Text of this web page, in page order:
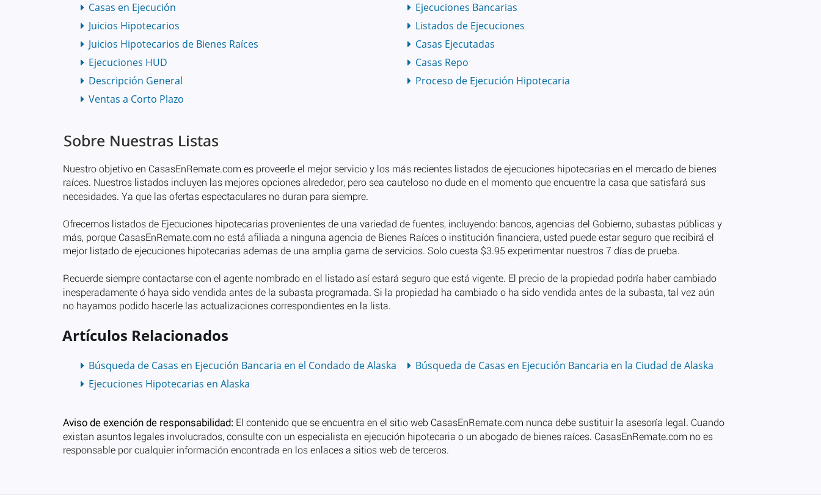
Casas en Ejecución
Ejecuciones Bancarias
Juicios Hipotecarios
Listados de Ejecuciones
Juicios Hipotecarios de Bienes Raíces
Casas Ejecutadas
Ejecuciones HUD
Casas Repo
Descripción General
Proceso de Ejecución Hipotecaria
Ventas a Corto Plazo
Artículos Relacionados
Búsqueda de Casas en Ejecución Bancaria en el Condado de Alaska
Búsqueda de Casas en Ejecución Bancaria en la Ciudad de Alaska
Ejecuciones Hipotecarias en Alaska